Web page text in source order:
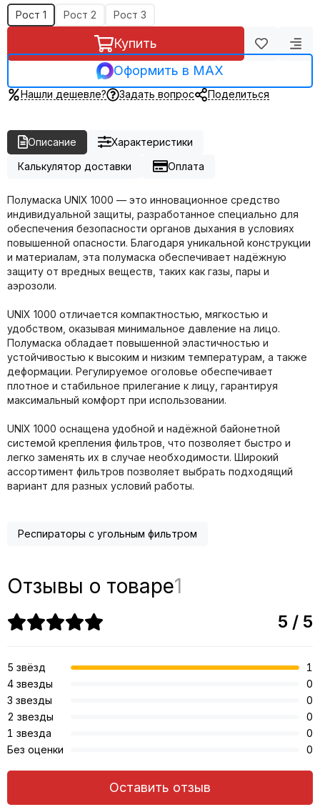
Рост 1
Рост 2 Рост 3
Купить
Оформить в MAX
Нашли дешевле? Задать вопрос Поделиться
Описание
Характеристики
Калькулятор доставки
Оплата
Полумаска UNIX 1000 — это инновационное средство
индивидуальной защиты, разработанное специально для
обеспечения безопасности органов дыхания в условиях
повышенной опасности. Благодаря уникальной конструкции
и материалам, эта полумаска обеспечивает надёжную
защиту от вредных веществ, таких как газы, пары и
аэрозоли.
UNIX 1000 отличается компактностью, мягкостью и
удобством, оказывая минимальное давление на лицо.
Полумаска обладает повышенной эластичностью и
устойчивостью к высоким и низким температурам, а также
деформации. Регулируемое оголовье обеспечивает
плотное и стабильное прилегание к лицу, гарантируя
максимальный комфорт при использовании.
UNIX 1000 оснащена удобной и надёжной байонетной
системой крепления фильтров, что позволяет быстро и
легко заменять их в случае необходимости. Широкий
ассортимент фильтров позволяет выбрать подходящий
вариант для разных условий работы.
Респираторы с угольным фильтром
Отзывы о товаре1
5 / 5
5 звёзд
1
4 звезды
0
3 звезды
0
2 звезды
0
1 звезда
0
Без оценки
0
Оставить отзыв